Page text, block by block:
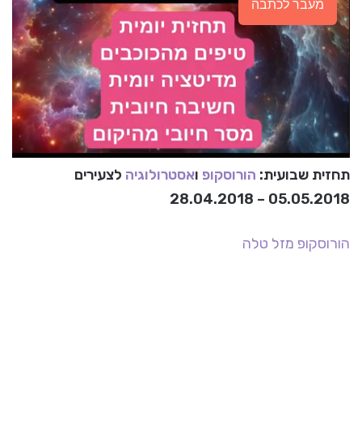
מעבר לכתבה
תחזית שבועית: הורוסקופ ואסטרולוגיה לצעירים
05.05.2018 – 28.04.2018
הורוסקופ מזל טלה